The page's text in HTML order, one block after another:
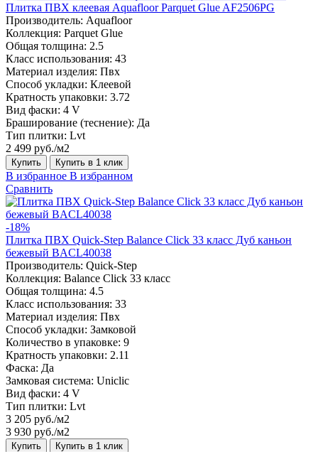
Плитка ПВХ клеевая Aquafloor Parquet Glue AF2506PG
Производитель: Aquafloor
Коллекция: Parquet Glue
Общая толщина: 2.5
Класс использования: 43
Материал изделия: Пвх
Способ укладки: Клеевой
Кратность упаковки: 3.72
Вид фаски: 4 V
Браширование (теснение): Да
Тип плитки: Lvt
2 499 руб./м2
Купить Купить в 1 клик
В избранное В избранном
Сравнить
-18%
Плитка ПВХ Quick-Step Balance Click 33 класс Дуб каньон
бежевый BACL40038
Производитель: Quick-Step
Коллекция: Balance Click 33 класс
Общая толщина: 4.5
Класс использования: 33
Материал изделия: Пвх
Способ укладки: Замковой
Количество в упаковке: 9
Кратность упаковки: 2.11
Фаска: Да
Замковая система: Uniclic
Вид фаски: 4 V
Тип плитки: Lvt
3 205 руб./м2
3 930 руб./м2
Купить Купить в 1 клик